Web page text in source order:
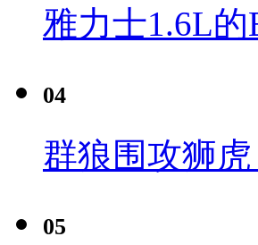
雅力士1.6L
04
群狼围攻狮
05